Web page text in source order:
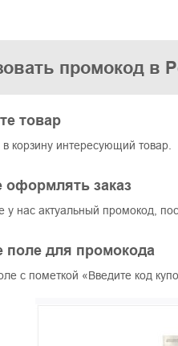
промокод в
товар
корзину интересующий товар.
оформлять заказ
у нас актуальный промокод,
поле для промокода
с пометкой «Введите код